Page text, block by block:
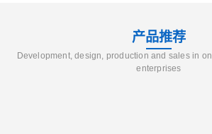
产品推荐
Development, design, production and sales in
enterprises